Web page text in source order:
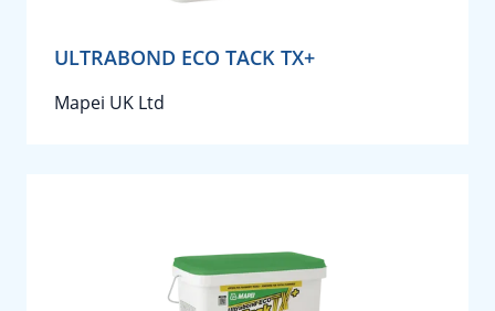
ULTRABOND ECO TACK TX+
Mapei UK Ltd